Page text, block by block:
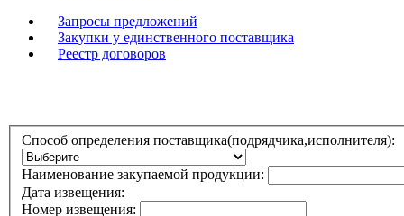
Запросы предложений
Закупки у единственного поставщика
Реестр договоров
Способ определения поставщика(подрядчика,исполнителя):
Наименование закупаемой продукции:
Дата извещения:
Номер извещения: